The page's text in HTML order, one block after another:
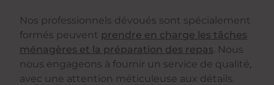
Nos professionnels dévoués sont spécialement
formés peuvent prendre en charge les tâches
ménagères et la préparation des repas. Nous
nous engageons à fournir un service de qualité,
avec une attention méticuleuse aux détails.